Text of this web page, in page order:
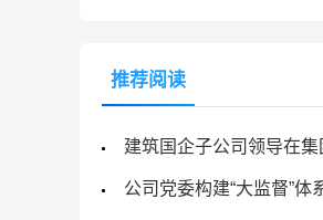
推荐阅读
建筑国企子公司领导在
公司党委构建“大监督”体